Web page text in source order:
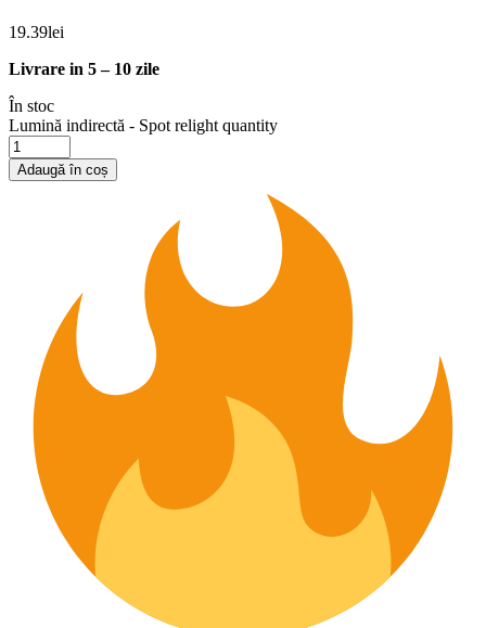
19.39lei
Livrare in 5 – 10 zile
În stoc
Lumină indirectă - Spot relight quantity
Adaugă în coș